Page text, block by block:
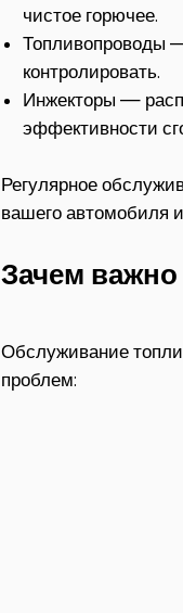
чистое горючее.
Топливопроводы
контролировать.
Инжекторы —
эффективности
Регулярное
вашего автомобиля
Зачем
Обслуживание
проблем: